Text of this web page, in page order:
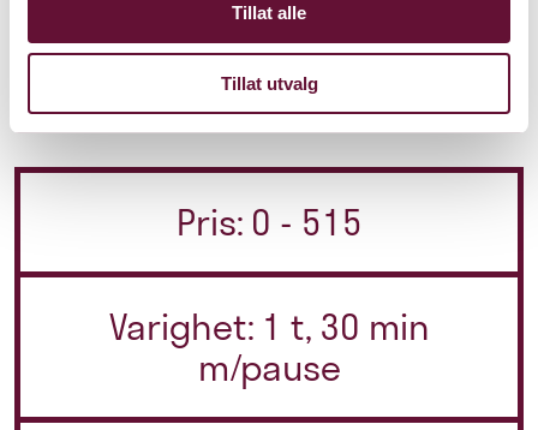
Tillat alle
Tillat utvalg
Kjøp plukk og miks jazzfestival HER
Pris: 0 - 515
Varighet: 1 t, 30 min
m/pause